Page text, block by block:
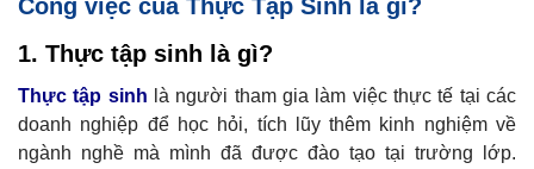
Công việc của Thực Tập Sinh là gì?
1. Thực tập sinh là gì?
Thực tập sinh là người tham gia làm việc thực tế tại các
doanh nghiệp để học hỏi, tích lũy thêm kinh nghiệm về
ngành nghề mà mình đã được đào tạo tại trường lớp.